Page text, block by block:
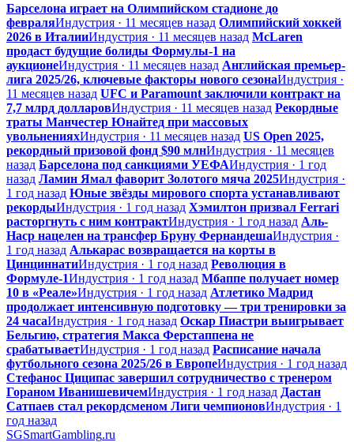
Барселона играет на Олимпийском стадионе до
февраляИндустрия · 11 месяцев назад Олимпийский хоккей
2026 в ИталииИндустрия · 11 месяцев назад McLaren
продаст будущие болиды Формулы-1 на
аукционеИндустрия · 11 месяцев назад Английская премьер-
лига 2025/26, ключевые факторы нового сезонаИндустрия ·
11 месяцев назад UFC и Paramount заключили контракт на
7,7 млрд долларовИндустрия · 11 месяцев назад Рекордные
траты Манчестер Юнайтед при массовых
увольненияхИндустрия · 11 месяцев назад US Open 2025,
рекордный призовой фонд $90 млнИндустрия · 11 месяцев
назад Барселона под санкциями УЕФАИндустрия · 1 год
назад Ламин Ямал фаворит Золотого мяча 2025Индустрия ·
1 год назад Юные звёзды мирового спорта устанавливают
рекордыИндустрия · 1 год назад Хэмилтон призвал Ferrari
расторгнуть с ним контрактИндустрия · 1 год назад Аль-
Наср нацелен на трансфер Бруну ФернандешаИндустрия ·
1 год назад Алькарас возвращается на корты в
ЦинциннатиИндустрия · 1 год назад Революция в
Формуле-1Индустрия · 1 год назад Мбаппе получает номер
10 в «Реале»Индустрия · 1 год назад Атлетико Мадрид
продолжает интенсивную подготовку — три тренировки за
24 часаИндустрия · 1 год назад Оскар Пиастри выигрывает
Бельгию, стратегия Макса Ферстаппена не
срабатываетИндустрия · 1 год назад Расписание начала
футбольного сезона 2025/26 в ЕвропеИндустрия · 1 год назад
Стефанос Циципас завершил сотрудничество с тренером
Гораном ИванишевичемИндустрия · 1 год назад Дастан
Сатпаев стал рекордсменом Лиги чемпионовИндустрия · 1
год назад
SGSmartGambling.ru